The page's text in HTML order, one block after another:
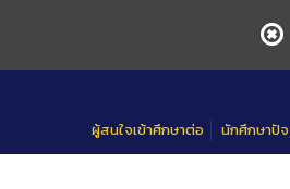
ผู้สนใจเข้าศึกษาต่อ นักศึกษาปั